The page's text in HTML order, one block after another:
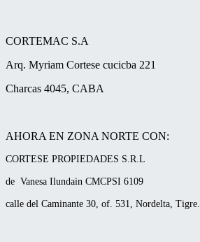
CORTEMAC S.A
Arq. Myriam Cortese cucicba 221
Charcas 4045, CABA
AHORA EN ZONA NORTE CON:
CORTESE PROPIEDADES S.R.L
de Vanesa Ilundain CMCPSI 6109
calle del Caminante 30, of. 531, Nordelta, Tigre.